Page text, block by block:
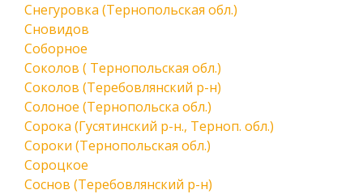
Снегуровка (Тернопольская обл.)
Сновидов
Соборное
Соколов ( Тернопольская обл.)
Соколов (Теребовлянский р-н)
Солоное (Тернопольска обл.)
Сорока (Гусятинский р-н., Терноп. обл.)
Сороки (Тернопольская обл.)
Сороцкое
Соснов (Теребовлянский р-н)